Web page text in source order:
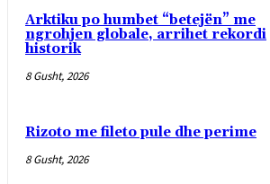
Arktiku po humbet “betejën” me
ngrohjen globale, arrihet rekordi
historik
8 Gusht, 2026
Rizoto me fileto pule dhe perime
8 Gusht, 2026